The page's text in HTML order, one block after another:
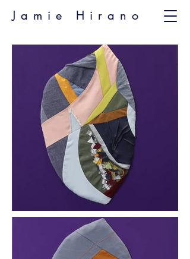
Jamie Hirano